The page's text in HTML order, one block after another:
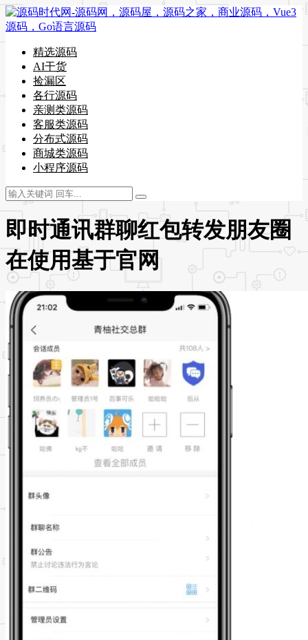
精选源码
AI干货
捡漏区
各行源码
亲测类源码
客服类源码
分布式源码
商城类源码
小程序源码
即时通讯群聊红包转发朋友圈
在使用基于官网